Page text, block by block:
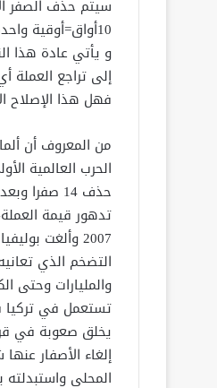
10أواق=أوقية واحدة) و ذلك ابتداء من العام المقبل أي مطلع سنة 2018.
و يأتي عادة هذا
إلى تراجع العملة
فهل هذا الإصلاح
تدهور قيمة
تستعمل في تركيا
يخلق صعوبة في
إلغاء الأصفار